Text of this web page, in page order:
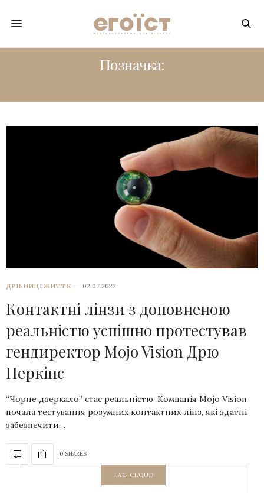
Позначка:
ДРІБНИЦІ ЖИТТЯ 02.07.2022
Контактні лінзи з доповненою
реальністю успішно протестував
гендиректор Mojo Vision Дрю
Перкінс
“Чорне дзеркало” стає реальністю. Компанія Mojo Vision
почала тестування розумних контактних лінз, які здатні
забезпечити…
0 SHARES
TAG CLOUD